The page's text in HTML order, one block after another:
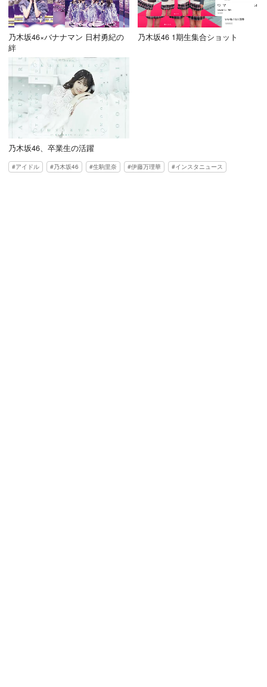
乃木坂46×バナナマン 日村勇紀の
絆
乃木坂46 1期生集合ショット
乃木坂46、卒業生の活躍
アイドル 乃木坂46 生駒里奈 伊藤万理華 インスタニュース